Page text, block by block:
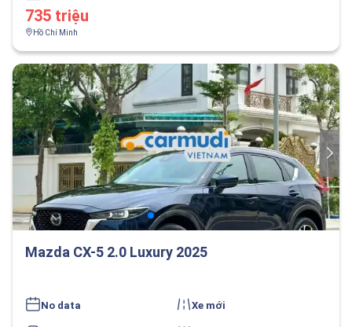
735 triệu
Hồ Chí Minh
Mazda CX-5 2.0 Luxury 2025
No data Xe mới